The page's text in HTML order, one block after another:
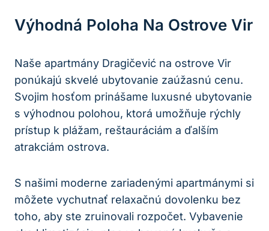
Výhodná Poloha Na Ostrove Vir
Naše apartmány Dragičević na ostrove Vir
ponúkajú skvelé ubytovanie zaúžasnú cenu.
Svojim hosťom prinášame luxusné ubytovanie
s výhodnou polohou, ktorá umožňuje rýchly
prístup k plážam, reštauráciám a ďalším
atrakciám ostrova.
S našimi moderne zariadenými apartmánymi si
môžete vychutnať relaxačnú dovolenku bez
toho, aby ste zruinovali rozpočet. Vybavenie